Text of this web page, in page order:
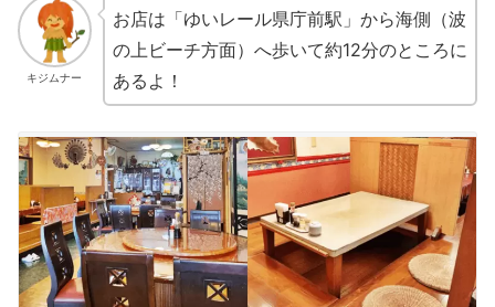
キジムナー
お店は「ゆいレール県庁前駅」から海側（波
の上ビーチ方面）へ歩いて約12分のところに
あるよ！